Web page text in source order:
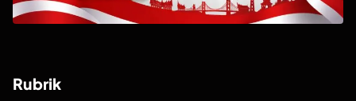
Rubrik